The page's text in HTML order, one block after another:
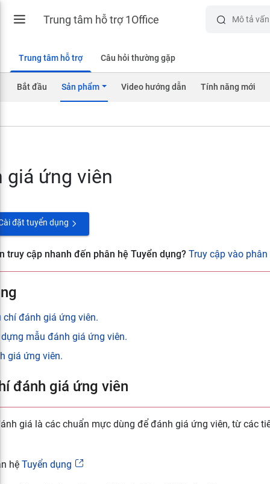
Trung tâm hỗ trợ 1Office
Trung tâm hỗ trợ Câu hỏi thường gặp
Bắt đầu Sản phẩm Video hướng dẫn Tính năng mới
giá ứng viên
đặt tuyển dụng
truy cập nhanh đến phân hệ Tuyển dụng? Truy cập vào
chí đánh giá ứng viên.
mẫu đánh giá ứng viên.
giá ứng viên.
đánh giá ứng viên
giá là các chuẩn mực dùng để đánh giá ứng viên, từ các
hệ Tuyển dụng